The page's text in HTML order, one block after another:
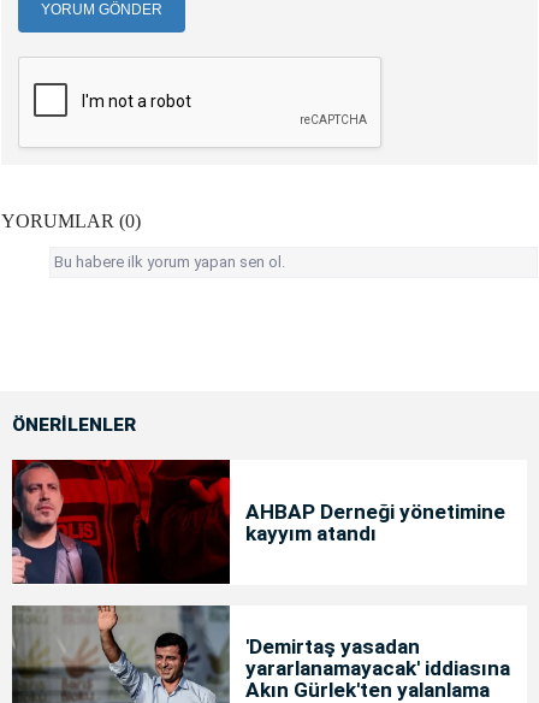
YORUM GÖNDER
YORUMLAR (0)
Bu habere ilk yorum yapan sen ol.
ÖNERİLENLER
AHBAP Derneği yönetimine
kayyım atandı
'Demirtaş yasadan
yararlanamayacak' iddiasına
Akın Gürlek'ten yalanlama